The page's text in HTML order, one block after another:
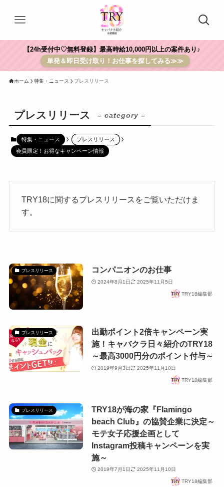
【24h受付中♡無料登録】最高時給10,000円以上の案件あり♪
単発＆即日受け取り！お仕事を探してみる≫≫
ホーム 特集・ニュース プレスリリース
プレスリリース – category –
特集・ニュース
プレスリリース
会員限定！お得なキャンペーン情報
TRY18に関するプレスリリースをご覧いただけま
す。
プレスリリース コンパニオンのお仕事
2024年8月1日 2025年11月5日
TRY18編集部
プレスリリース
出勤ポイント2倍キャンペーン実
施！キャバクラ日々紹介のTRY18
～最高3000円分のポイント付与～
2019年9月3日 2025年11月10日
TRY18編集部
プレスリリース
TRY18が海の家『Flamingo
beach Club』の協賛企業に決定～
モテ女子応援企画として
Instagram投稿キャンペーンを実
施～
2019年7月1日 2025年11月10日
TRY18編集部